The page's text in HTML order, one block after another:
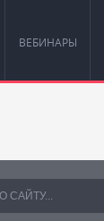
ВЕБИНАРЫ